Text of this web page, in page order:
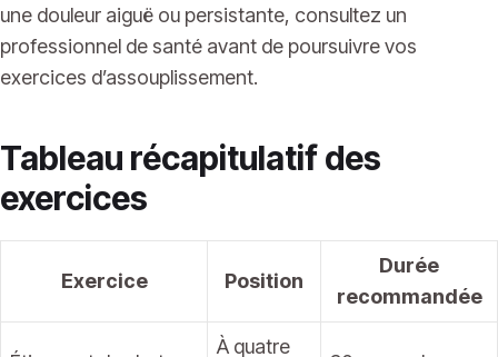
une douleur aiguë ou persistante, consultez un
professionnel de santé avant de poursuivre vos
exercices d’assouplissement.
Tableau récapitulatif des
exercices
Exercice Position
Durée
recommandée
À quatre